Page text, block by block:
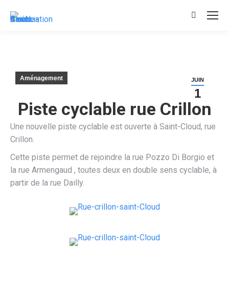
Recherche
JUIN
1
Aménagement
Piste cyclable rue Crillon
Une nouvelle piste cyclable est ouverte à Saint-Cloud, rue
Crillon.
Cette piste permet de rejoindre la rue Pozzo Di Borgio et
la rue Armengaud , toutes deux en double sens cyclable, à
partir de la rue Dailly.